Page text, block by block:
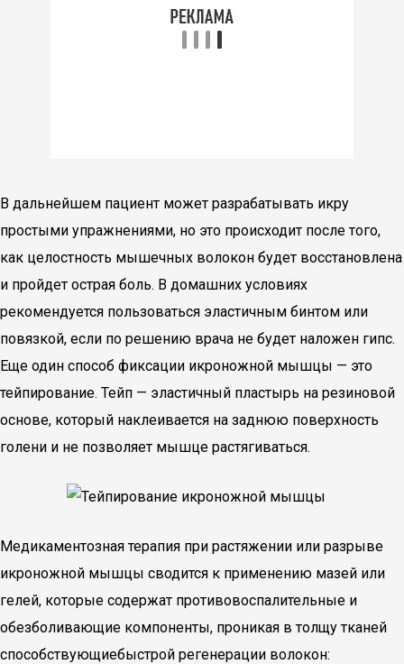
В дальнейшем пациент может разрабатывать икру
простыми упражнениями, но это происходит после того,
как целостность мышечных волокон будет восстановлена
и пройдет острая боль. В домашних условиях
рекомендуется пользоваться эластичным бинтом или
повязкой, если по решению врача не будет наложен гипс.
Еще один способ фиксации икроножной мышцы — это
тейпирование. Тейп — эластичный пластырь на резиновой
основе, который наклеивается на заднюю поверхность
голени и не позволяет мышце растягиваться.
Медикаментозная терапия при растяжении или разрыве
икроножной мышцы сводится к применению мазей или
гелей, которые содержат противовоспалительные и
обезболивающие компоненты, проникая в толщу тканей
способствующиебыстрой регенерации волокон: